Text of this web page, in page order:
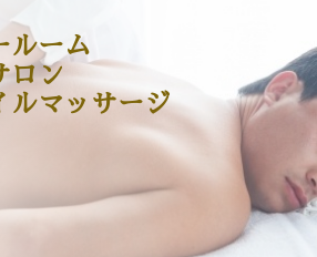
ルーム
ロン
ルマッサージ
o
n